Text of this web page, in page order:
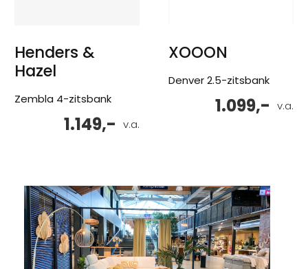
Henders &
Hazel
Zembla 4-zitsbank
v.a.
1.149,-
XOOON
Denver 2.5-zitsbank
v.a.
1.099,-